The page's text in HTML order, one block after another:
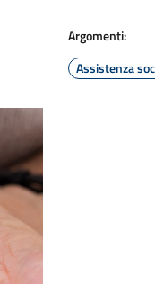
Argomenti:
Assistenza